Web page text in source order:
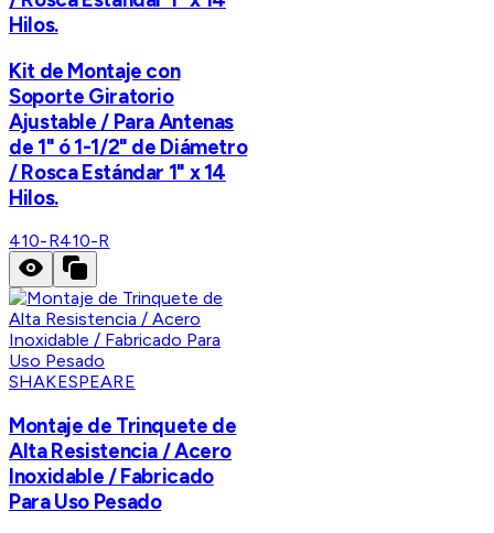
Hilos.
Kit de Montaje con
Soporte Giratorio
Ajustable / Para Antenas
de 1" ó 1-1/2" de Diámetro
/ Rosca Estándar 1" x 14
Hilos.
410-R410-R
SHAKESPEARE
Montaje de Trinquete de
Alta Resistencia / Acero
Inoxidable / Fabricado
Para Uso Pesado